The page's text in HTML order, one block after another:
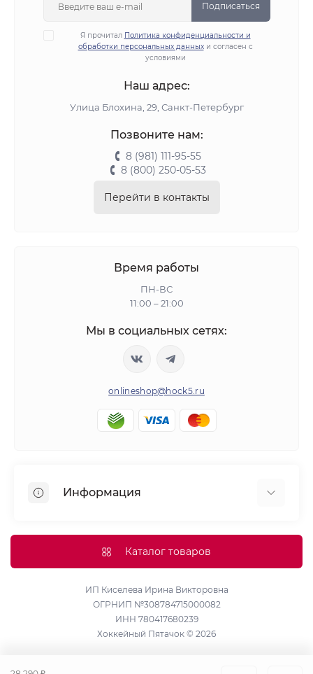
Подписаться
Я прочитал Политика конфиденциальности и
обработки персональных данныхи согласен с
условиями
Наш адрес:
Улица Блохина, 29, Санкт-Петербург
Позвоните нам:
8 (981) 111-95-55
8 (800) 250-05-53
Перейти в контакты
Время работы
ПН-ВС
11:00 – 21:00
Мы в социальных сетях:
onlineshop@hock5.ru
Информация
Доставка
Политика конфиденциальности и обработки
персональных данных
Карта сайта
Каталог товаров
ИП Киселева Ирина Викторовна
ОГРНИП №308784715000082
ИНН 780417680239
Хоккейный Пятачок © 2026